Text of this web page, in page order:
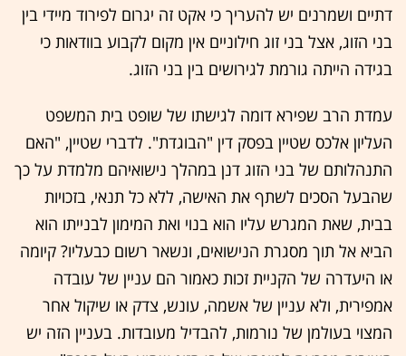
דתיים ושמרנים יש להעריך כי אקט זה יגרום לפירוד מיידי בין
בני הזוג, אצל בני זוג חילוניים אין מקום לקבוע בוודאות כי
בגידה הייתה גורמת לגירושים בין בני הזוג.
עמדת הרב שפירא דומה לגישתו של שופט בית המשפט
העליון אלכס שטיין בפסק דין "הבוגדת". לדברי שטיין, "האם
התנהלותם של בני הזוג דנן במהלך נישואיהם מלמדת על כך
שהבעל הסכים לשתף את האישה, ללא כל תנאי, בזכויות
בבית, שאת המגרש עליו הוא בנוי ואת המימון לבנייתו הוא
הביא אל תוך מסגרת הנישואים, ונשאר רשום כבעליו? קיומה
או היעדרה של הקניית זכות כאמור הם עניין של עובדה
אמפירית, ולא עניין של אשמה, עונש, צדק או שיקול אחר
המצוי בעולמן של נורמות, להבדיל מעובדות. בעניין הזה יש